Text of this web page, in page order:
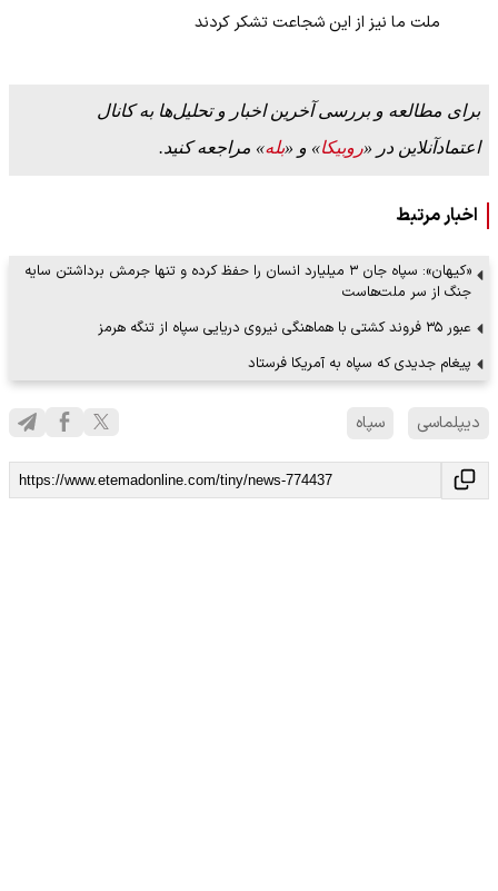
ملت ما نیز از این شجاعت تشکر کردند
برای مطالعه و بررسی آخرین اخبار و تحلیل‌ها به کانال
اعتمادآنلاین در «روبیکا» و «بله» مراجعه کنید.
اخبار مرتبط
«کیهان»: سپاه جان ۳ میلیارد انسان را حفظ کرده و تنها جرمش برداشتن سایه
جنگ از سر ملت‌هاست
عبور ۳۵ فروند کشتی با هماهنگی نیروی دریایی سپاه از تنگه هرمز
پیغام جدیدی که سپاه به آمریکا فرستاد
دیپلماسی سپاه